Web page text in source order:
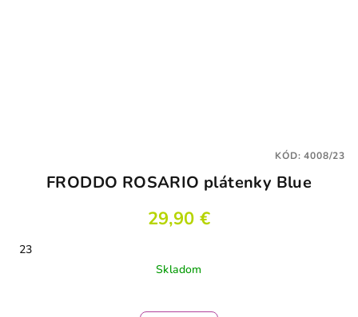
FRODDO ROSARIO plátenky Blue
29,90 €
23
Skladom
KÓD:4008/23